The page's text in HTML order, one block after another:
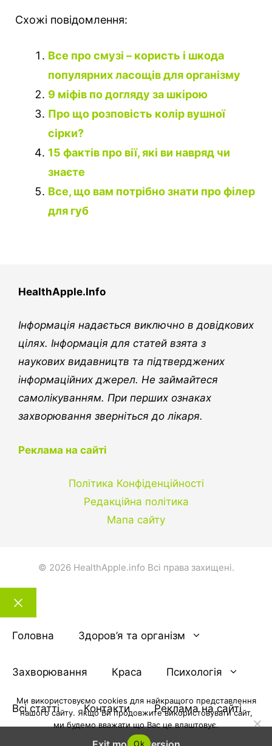
Схожі повідомлення:
Все про смузі – користь і шкода
популярних ласощів для організму
9 міфів по догляду за шкірою
Про що розповість колір вушної
сірки?
15 фактів про вії, які ви навряд чи
знаєте
Все, що вам потрібно знати про філер
для губ
HealthApple.Info
Інформація надається виключно в довідкових
цілях. Інформація для статей взята з
наукових видавництв та підтверджених
інформаційних джерел. Не займайтеся
самолікуванням. При перших ознаках
захворювання зверніться до лікаря.
Реклама на сайті
Політика Конфіденційності
Редакційна політика
Мапа сайту
© 2026 HealthApple.info Всі права захищені.
Закрити
тему
Головна Здоров’я та організм
Захворювання Краса Психологія
Всі статті Контакти Реклама на сайті
Ми використовуємо cookies для найкращого представлення
нашого сайту. Якщо Ви продовжите використовувати сайт,
ми будемо вважати що Вас це влаштовує.
Ok